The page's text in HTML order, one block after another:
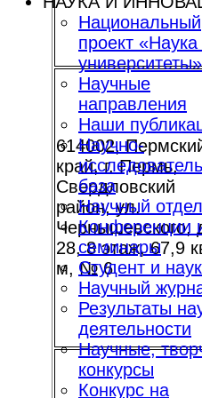
Национальный
проект «Наука
университеты»
Научные
направления
Наши
Научно-
база
Научный отдел
Конференции
семинары
Студент и
Научный
Результаты
деятельности
Научные,
конкурсы
Конкурс на
614002,
край, г. Пермь,
Свердловский
район, ул.
Чернышевского,
28, 8 этаж, 67,9
м, № 6